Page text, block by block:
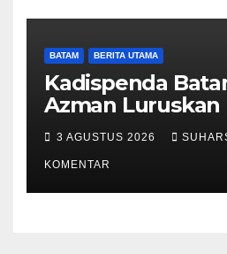
BATAM BERITA UTAMA
Kadispenda
Azman Luruskan
Pajak RT/RW:
Pajak Permanen,
Pendataan untuk
hingga 2030
3 AGUSTUS 2026
KOMENTAR